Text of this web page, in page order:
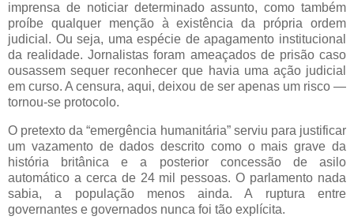
imprensa de noticiar determinado assunto, como também
proíbe qualquer menção à existência da própria ordem
judicial. Ou seja, uma espécie de apagamento institucional
da realidade. Jornalistas foram ameaçados de prisão caso
ousassem sequer reconhecer que havia uma ação judicial
em curso. A censura, aqui, deixou de ser apenas um risco —
tornou-se protocolo.
O pretexto da “emergência humanitária” serviu para justificar
um vazamento de dados descrito como o mais grave da
história britânica e a posterior concessão de asilo
automático a cerca de 24 mil pessoas. O parlamento nada
sabia, a população menos ainda. A ruptura entre
governantes e governados nunca foi tão explícita.